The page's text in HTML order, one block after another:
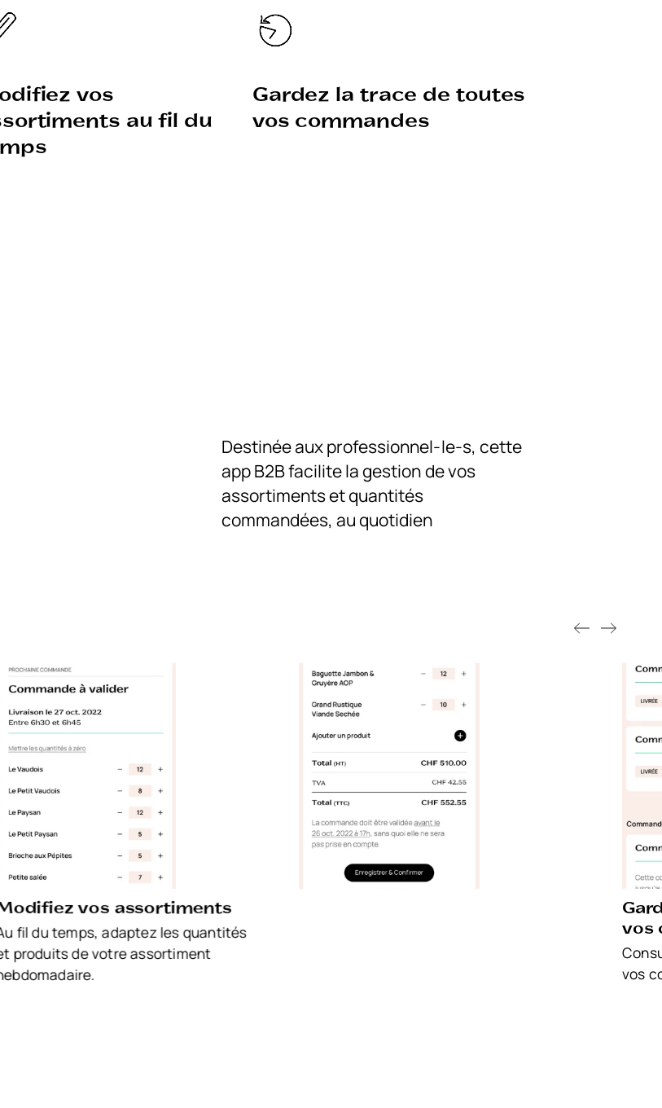
vos
au fil du
Gardez la trace de toutes
vos commandes
Destinée aux professionnel-le-s, cette
app B2B facilite la gestion de vos
assortiments et quantités
commandées, au quotidien
vos assortiments
fil du temps, adaptez les quantités
produits de votre assortiment
vos
vos